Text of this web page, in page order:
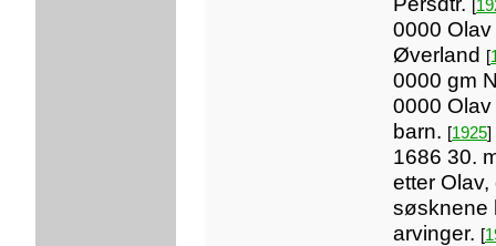
[
0000
Øverland [
0000 gm
0000
barn. [1925]
1686 30.
etter
søsknene
arvinger. [